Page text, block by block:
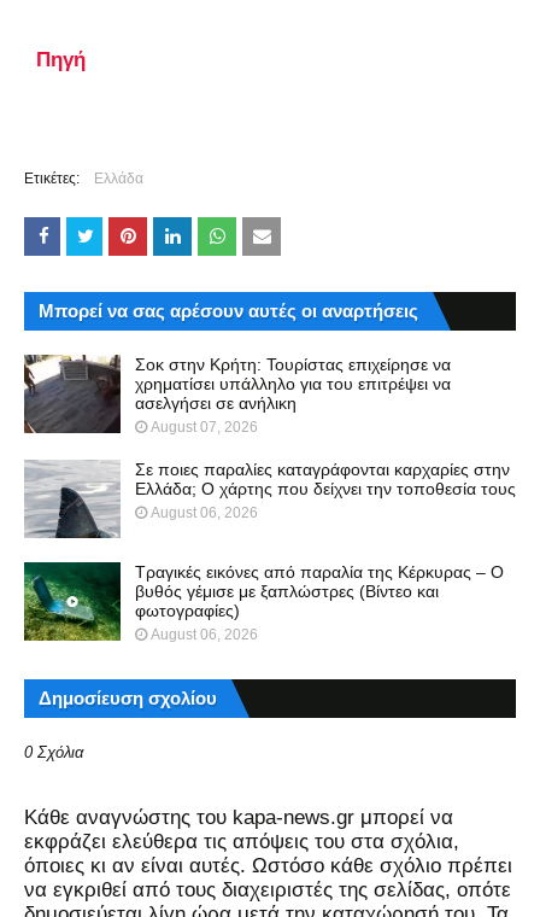
Πηγή
Ετικέτες: Ελλάδα
Μπορεί να σας αρέσουν αυτές οι αναρτήσεις
Σοκ στην Κρήτη: Τουρίστας επιχείρησε να
χρηματίσει υπάλληλο για του επιτρέψει να
ασελγήσει σε ανήλικη
August 07, 2026
Σε ποιες παραλίες καταγράφονται καρχαρίες στην
Ελλάδα; Ο χάρτης που δείχνει την τοποθεσία τους
August 06, 2026
Τραγικές εικόνες από παραλία της Κέρκυρας – Ο
βυθός γέμισε με ξαπλώστρες (Βίντεο και
φωτογραφίες)
August 06, 2026
Δημοσίευση σχολίου
0 Σχόλια
Kάθε αναγνώστης του kapa-news.gr μπορεί να
εκφράζει ελεύθερα τις απόψεις του στα σχόλια,
όποιες κι αν είναι αυτές. Ωστόσο κάθε σχόλιο πρέπει
να εγκριθεί από τους διαχειριστές της σελίδας, οπότε